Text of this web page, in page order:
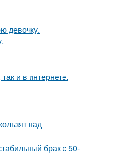
девочку.
и в интернете.
над
брак с 50-